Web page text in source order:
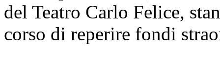
del Teatro Carlo Felice,
corso di reperire fondi